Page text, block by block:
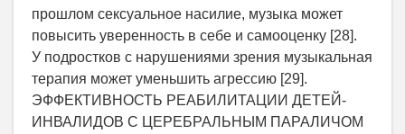
прошлом сексуальное насилие, музыка может
повысить уверенность в себе и самооценку [28].
У подростков с нарушениями зрения музыкальная
терапия может уменьшить агрессию [29].
ЭФФЕКТИВНОСТЬ РЕАБИЛИТАЦИИ ДЕТЕЙ-
ИНВАЛИДОВ С ЦЕРЕБРАЛЬНЫМ ПАРАЛИЧОМ